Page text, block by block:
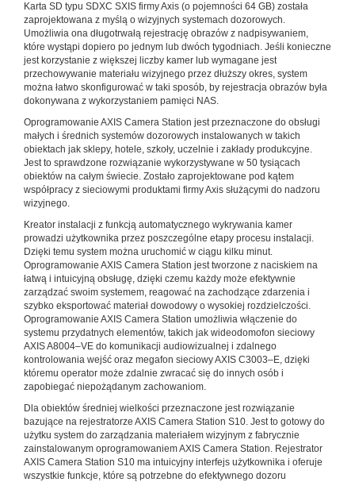
Karta SD typu SDXC SXIS firmy Axis (o pojemności 64 GB) została
zaprojektowana z myślą o wizyjnych systemach dozorowych.
Umożliwia ona długotrwałą rejestrację obrazów z nadpisywaniem,
które wystąpi dopiero po jednym lub dwóch tygodniach. Jeśli konieczne
jest korzystanie z większej liczby kamer lub wymagane jest
przechowywanie materiału wizyjnego przez dłuższy okres, system
można łatwo skonfigurować w taki sposób, by rejestracja obrazów była
dokonywana z wykorzystaniem pamięci NAS.
Oprogramowanie AXIS Camera Station jest przeznaczone do obsługi
małych i średnich systemów dozorowych instalowanych w takich
obiektach jak sklepy, hotele, szkoły, uczelnie i zakłady produkcyjne.
Jest to sprawdzone rozwiązanie wykorzystywane w 50 tysiącach
obiektów na całym świecie. Zostało zaprojektowane pod kątem
współpracy z sieciowymi produktami firmy Axis służącymi do nadzoru
wizyjnego.
Kreator instalacji z funkcją automatycznego wykrywania kamer
prowadzi użytkownika przez poszczególne etapy procesu instalacji.
Dzięki temu system można uruchomić w ciągu kilku minut.
Oprogramowanie AXIS Camera Station jest tworzone z naciskiem na
łatwą i intuicyjną obsługę, dzięki czemu każdy może efektywnie
zarządzać swoim systemem, reagować na zachodzące zdarzenia i
szybko eksportować materiał dowodowy o wysokiej rozdzielczości.
Oprogramowanie AXIS Camera Station umożliwia włączenie do
systemu przydatnych elementów, takich jak wideodomofon sieciowy
AXIS A8004–VE do komunikacji audiowizualnej i zdalnego
kontrolowania wejść oraz megafon sieciowy AXIS C3003–E, dzięki
któremu operator może zdalnie zwracać się do innych osób i
zapobiegać niepożądanym zachowaniom.
Dla obiektów średniej wielkości przeznaczone jest rozwiązanie
bazujące na rejestratorze AXIS Camera Station S10. Jest to gotowy do
użytku system do zarządzania materiałem wizyjnym z fabrycznie
zainstalowanym oprogramowaniem AXIS Camera Station. Rejestrator
AXIS Camera Station S10 ma intuicyjny interfejs użytkownika i oferuje
wszystkie funkcje, które są potrzebne do efektywnego dozoru